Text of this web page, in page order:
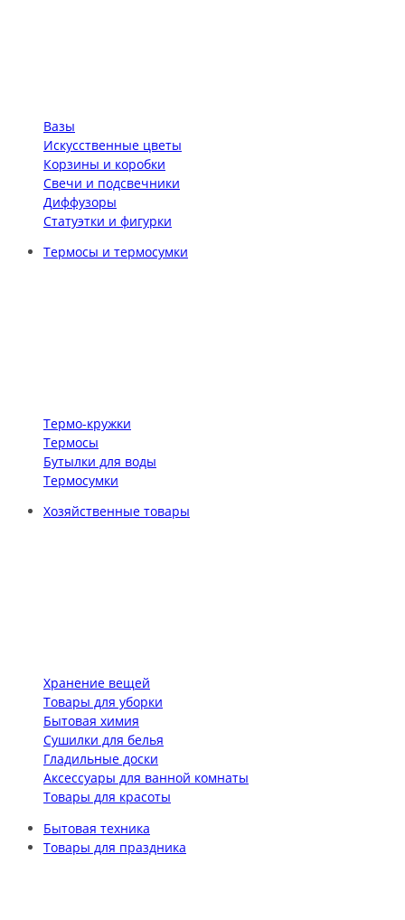
Вазы
Искусственные цветы
Корзины и коробки
Свечи и подсвечники
Диффузоры
Статуэтки и фигурки
Термосы и термосумки
Термо-кружки
Термосы
Бутылки для воды
Термосумки
Хозяйственные товары
Хранение вещей
Товары для уборки
Бытовая химия
Сушилки для белья
Гладильные доски
Аксессуары для ванной комнаты
Товары для красоты
Бытовая техника
Товары для праздника